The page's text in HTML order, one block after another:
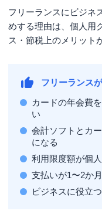
経費の仕訳方法
ビジネスカー
フリーランス
フリーランス
個人用クレジ
フリーランス
るには？
開業前・開業
カードは？
フリーランス
フリーランスにビジネ
めする理由は、個人用
ス・節税上のメリット
フリーランス
カードの年会費
い
会計ソフトとカ
になる
利用限度額が個
支払いが1〜2か
ビジネスに役立